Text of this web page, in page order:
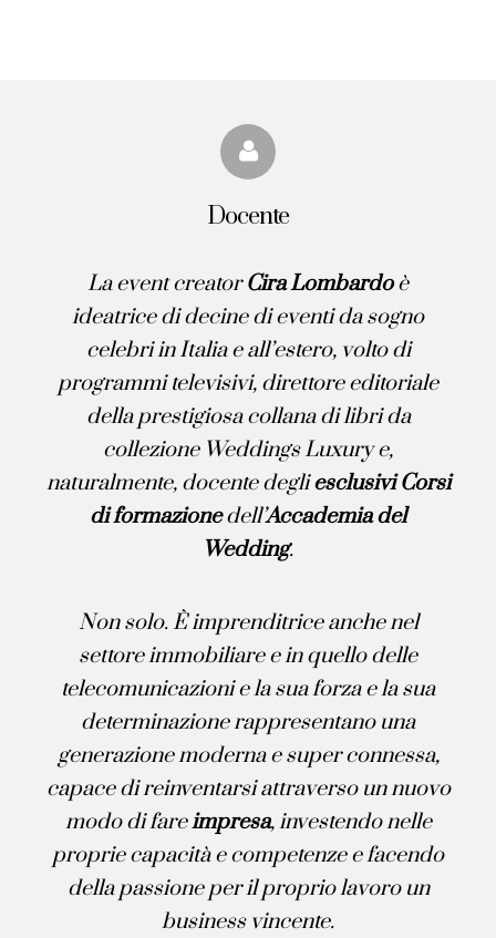
Docente
La event creatorCira Lombardoè
ideatrice di decine di eventi da sogno
celebri in Italia e all’estero, volto di
programmi televisivi, direttore editoriale
della prestigiosa collana di libri da
collezione Weddings Luxury e,
naturalmente, docente degliesclusivi Corsi
di formazionedell’Accademia del
Wedding.
Non solo. È imprenditrice anche nel
settore immobiliare e in quello delle
telecomunicazioni e la sua forza e la sua
determinazionerappresentano una
generazione moderna e super connessa,
capace di reinventarsi attraverso un nuovo
modo di fareimpresa, investendo nelle
proprie capacità e competenze e facendo
della passione per ilproprio lavoro un
business vincente.